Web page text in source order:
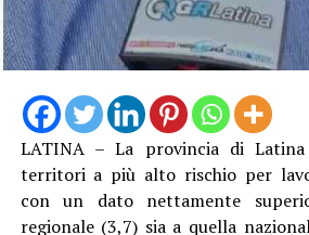
LATINA – La provincia di
territori a più alto rischio per
con un dato nettamente
regionale (3,7) sia a quella